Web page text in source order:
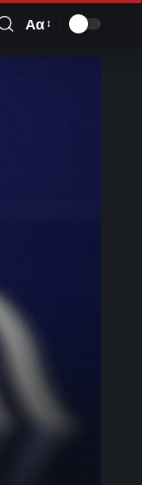
Font
Resizer
Αα